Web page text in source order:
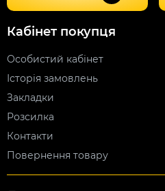
Кабінет покупця
Особистий кабінет
Історія замовлень
Закладки
Розсилка
Контакти
Повернення товару